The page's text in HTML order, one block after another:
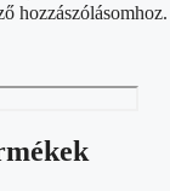
hozzászólásomhoz.